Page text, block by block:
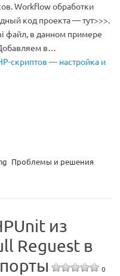
Workflow обработки
код проекта — тут>>>.
файл, в данном примере
в…
скриптов — настройка и
Проблемы и решения
из
Reguest в
0